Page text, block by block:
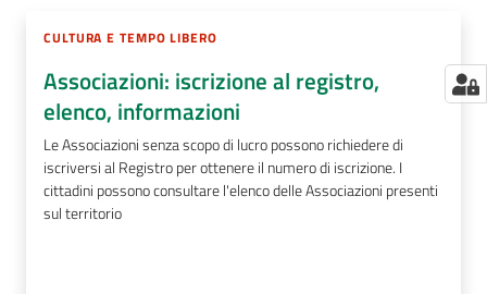
CULTURA E TEMPO LIBERO
Associazioni: iscrizione al registro,
elenco, informazioni
Le Associazioni senza scopo di lucro possono richiedere di
iscriversi al Registro per ottenere il numero di iscrizione. I
cittadini possono consultare l'elenco delle Associazioni presenti
sul territorio